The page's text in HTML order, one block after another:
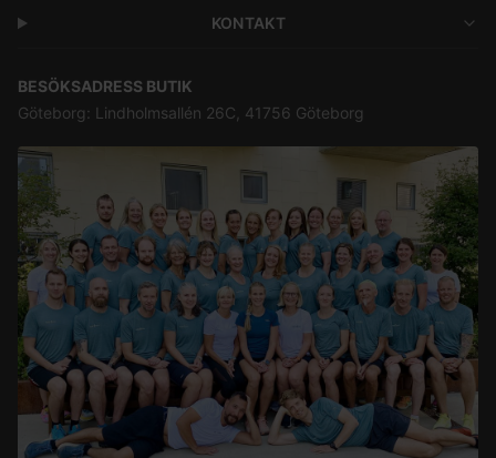
KONTAKT
BESÖKSADRESS BUTIK
Göteborg: Lindholmsallén 26C, 41756 Göteborg